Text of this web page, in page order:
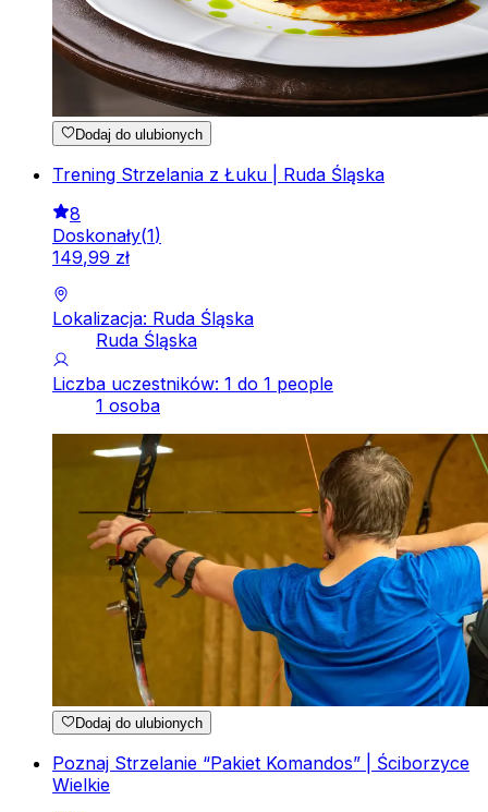
Dodaj do ulubionych
Trening Strzelania z Łuku | Ruda Śląska
8
Doskonały(1)
149,99 zł
Lokalizacja: Ruda Śląska
Ruda Śląska
Liczba uczestników: 1 do 1 people
1 osoba
Dodaj do ulubionych
Poznaj Strzelanie “Pakiet Komandos” | Ściborzyce
Wielkie